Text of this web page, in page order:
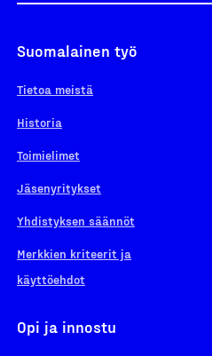
Suomalainen työ
Tietoa meistä
Historia
Toimielimet
Jäsenyritykset
Yhdistyksen säännöt
Merkkien kriteerit ja
käyttöehdot
Opi ja innostu